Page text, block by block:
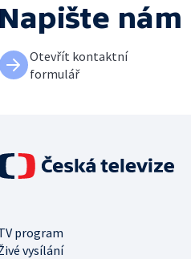
Napište nám
Otevřít kontaktní
formulář
program
vysílání